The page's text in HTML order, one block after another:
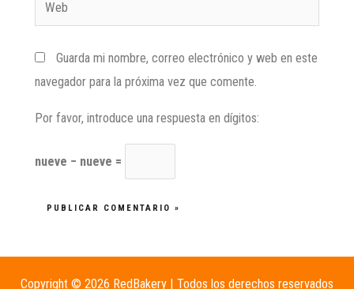
Guarda mi nombre, correo electrónico y web en este
navegador para la próxima vez que comente.
Por favor, introduce una respuesta en dígitos:
nueve − nueve =
Copyright © 2026 RedBakery | Todos los derechos reservados